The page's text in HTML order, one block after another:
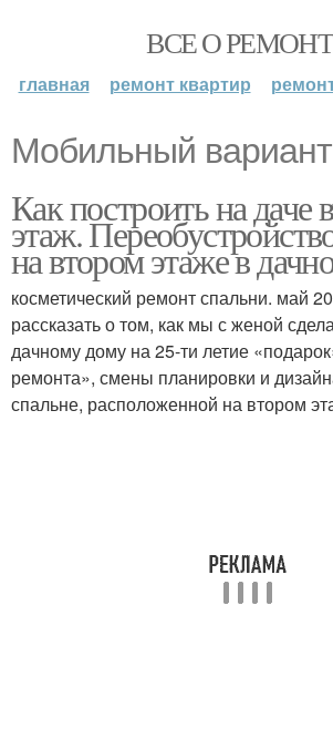
ВСЕ О
главная ремонт квартир
Мобильный вариант
Как построить на даче
этаж.
на втором этаже в
косметический ремонт спальни. май
рассказать о том, как мы с женой
дачному дому на 25-ти летие
ремонта», смены планировки и
спальне, расположенной на втором